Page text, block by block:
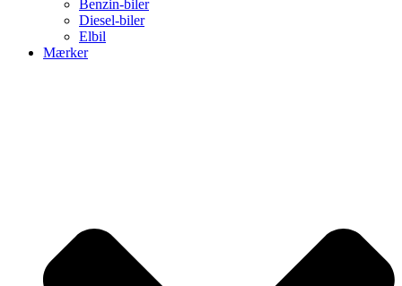
Benzin-biler
Diesel-biler
Elbil
Mærker